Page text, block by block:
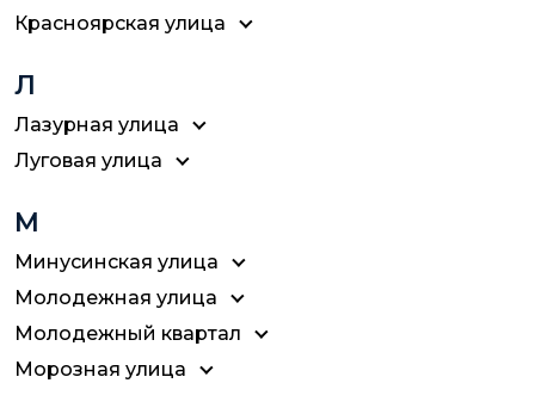
Красноярская улица
Л
Лазурная улица
Луговая улица
М
Минусинская улица
Молодежная улица
Молодежный квартал
Морозная улица